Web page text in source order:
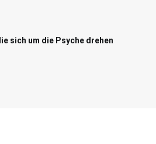
sich um die Psyche drehen